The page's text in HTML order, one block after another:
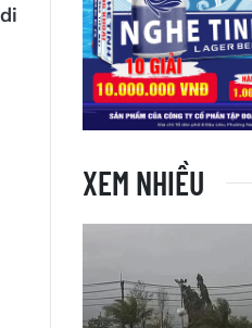
XEM NHIỀU